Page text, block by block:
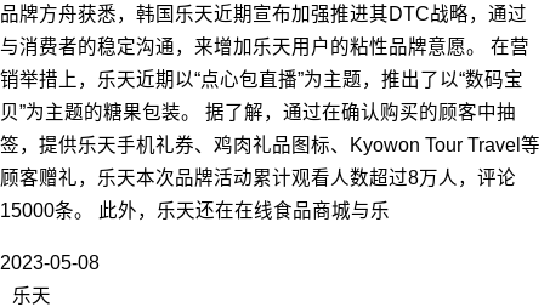
品牌方舟获悉，韩国乐天近期宣布加强推进其DTC战略，通过
与消费者的稳定沟通，来增加乐天用户的粘性品牌意愿。 在营
销举措上，乐天近期以“点心包直播”为主题，推出了以“数码宝
贝”为主题的糖果包装。 据了解，通过在确认购买的顾客中抽
签，提供乐天手机礼券、鸡肉礼品图标、Kyowon Tour Travel等
顾客赠礼，乐天本次品牌活动累计观看人数超过8万人，评论
15000条。 此外，乐天还在在线食品商城与乐
2023-05-08
乐天